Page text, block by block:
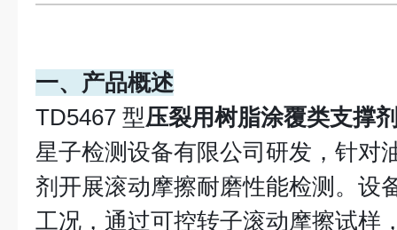
一、产品概述
TD5467 型压裂用树脂涂覆类支撑
星子检测设备有限公司研发，针对
剂开展滚动摩擦耐磨性能检测。设
工况，通过可控转子滚动摩擦试样